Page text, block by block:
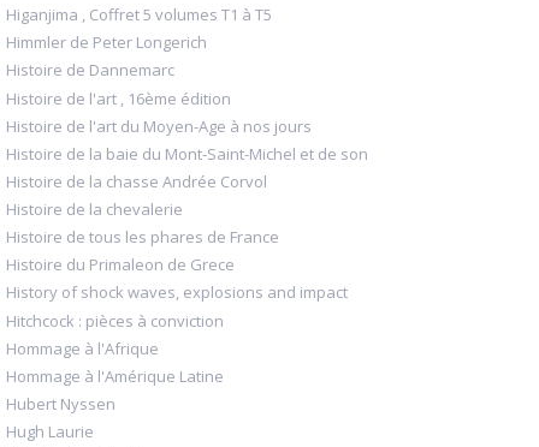
Higanjima , Coffret 5 volumes T1 à T5
Himmler de Peter Longerich
Histoire de Dannemarc
Histoire de l'art , 16ème édition
Histoire de l'art du Moyen-Age à nos jours
Histoire de la baie du Mont-Saint-Michel et de son
Histoire de la chasse Andrée Corvol
Histoire de la chevalerie
Histoire de tous les phares de France
Histoire du Primaleon de Grece
History of shock waves, explosions and impact
Hitchcock : pièces à conviction
Hommage à l'Afrique
Hommage à l'Amérique Latine
Hubert Nyssen
Hugh Laurie